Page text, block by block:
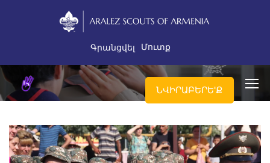
Գրանցվել Մուտք
ՆՎԻՐԱԲԵՐԵ'Ք